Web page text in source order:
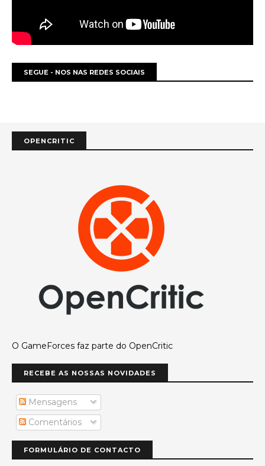
SEGUE - NOS NAS REDES SOCIAIS
OPENCRITIC
O GameForces faz parte do OpenCritic
RECEBE AS NOSSAS NOVIDADES
Mensagens
Comentários
FORMULÁRIO DE CONTACTO